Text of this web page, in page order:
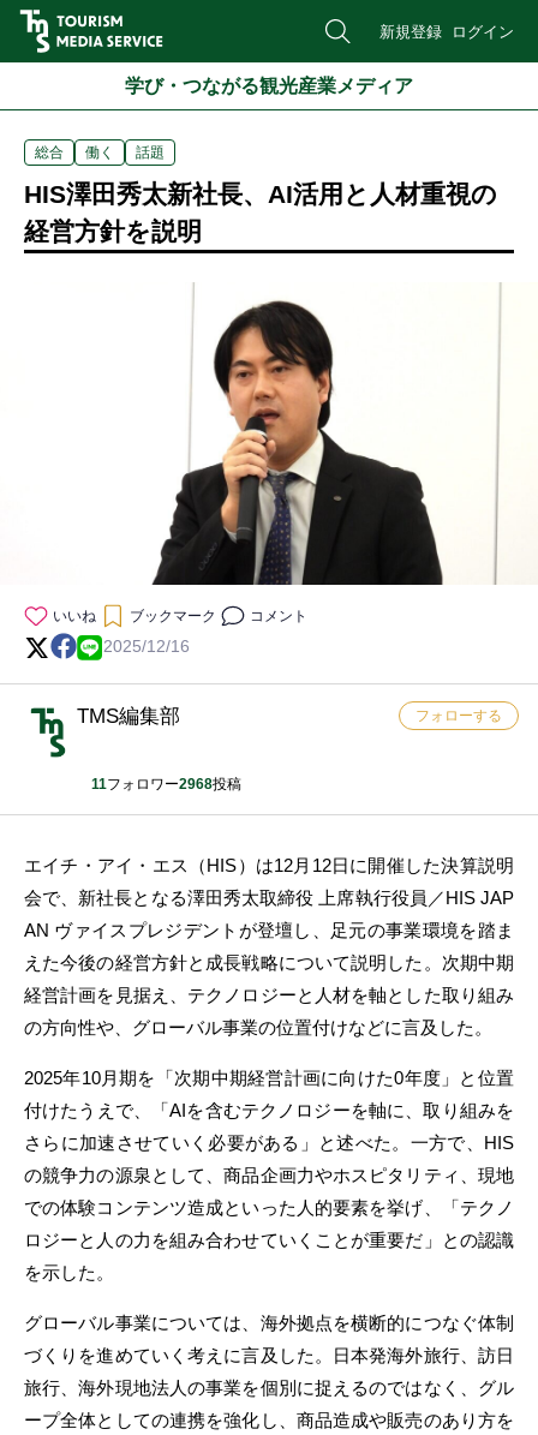
新規登録 ログイン
学び・つながる観光産業メディア
総合 働く 話題
HIS澤田秀太新社長、AI活用と人材重視の
経営方針を説明
いいね ブックマーク コメント
2025/12/16
TMS編集部
11フォロワー2968投稿
フォローする
エイチ・アイ・エス（HIS）は12月12日に開催した決算説明
会で、新社長となる澤田秀太取締役 上席執行役員／HIS JAP
AN ヴァイスプレジデントが登壇し、足元の事業環境を踏ま
えた今後の経営方針と成長戦略について説明した。次期中期
経営計画を見据え、テクノロジーと人材を軸とした取り組み
の方向性や、グローバル事業の位置付けなどに言及した。
2025年10月期を「次期中期経営計画に向けた0年度」と位置
付けたうえで、「AIを含むテクノロジーを軸に、取り組みを
さらに加速させていく必要がある」と述べた。一方で、HIS
の競争力の源泉として、商品企画力やホスピタリティ、現地
での体験コンテンツ造成といった人的要素を挙げ、「テクノ
ロジーと人の力を組み合わせていくことが重要だ」との認識
を示した。
グローバル事業については、海外拠点を横断的につなぐ体制
づくりを進めていく考えに言及した。日本発海外旅行、訪日
旅行、海外現地法人の事業を個別に捉えるのではなく、グル
ープ全体としての連携を強化し、商品造成や販売のあり方を